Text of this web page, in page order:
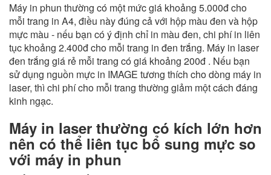
Máy in phun thường có một mức giá khoảng 5.000đ cho
mỗi trang in A4, điều này đúng cả với hộp màu đen và hộp
mực màu - nếu bạn có ý định chỉ in màu đen, chi phí in liên
tục khoảng 2.400đ cho mỗi trang in đen trắng. Máy in laser
đen trắng giá rẻ mỗi trang có giá khoảng 200đ . Nếu bạn
sử dụng nguồn mực in IMAGE tương thích cho dòng máy in
laser, thì chi phí cho mỗi trang thường giảm một cách đáng
kinh ngạc.
Máy in laser thường có kích lớn hơn
nên có thể liên tục bổ sung mực so
với máy in phun